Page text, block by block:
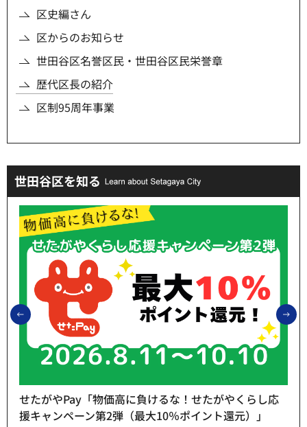
区史編さん
区からのお知らせ
世田谷区名誉区民・世田谷区民栄誉章
歴代区長の紹介
区制95周年事業
世田谷区を知る
前のスライドを表示
せたがやPay「物価高に負けるな！せたがやくらし応
援キャンペーン第2弾（最大10％ポイント還元）」